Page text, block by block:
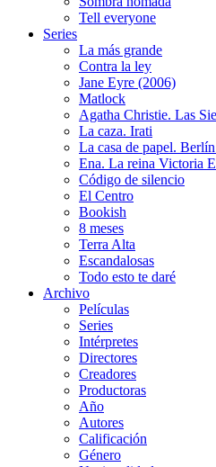
Tell everyone
Series
La más grande
Contra la ley
Jane Eyre (2006)
Matlock
Agatha Christie. Las
La caza. Irati
La casa de papel.
Ena. La reina Victoria
Código de silencio
El Centro
Bookish
8 meses
Terra Alta
Escandalosas
Todo esto te daré
Archivo
Películas
Series
Intérpretes
Directores
Creadores
Productoras
Año
Autores
Calificación
Género